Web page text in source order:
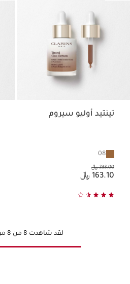
تينتيد أوليو سيروم
08
السعر السابق هو 233.00 ﷼
233.00 ﷼
السعر الحالي هو 163.10 ﷼
163.10 ﷼
لقد شاهدت 8 من 8 من المنتجات